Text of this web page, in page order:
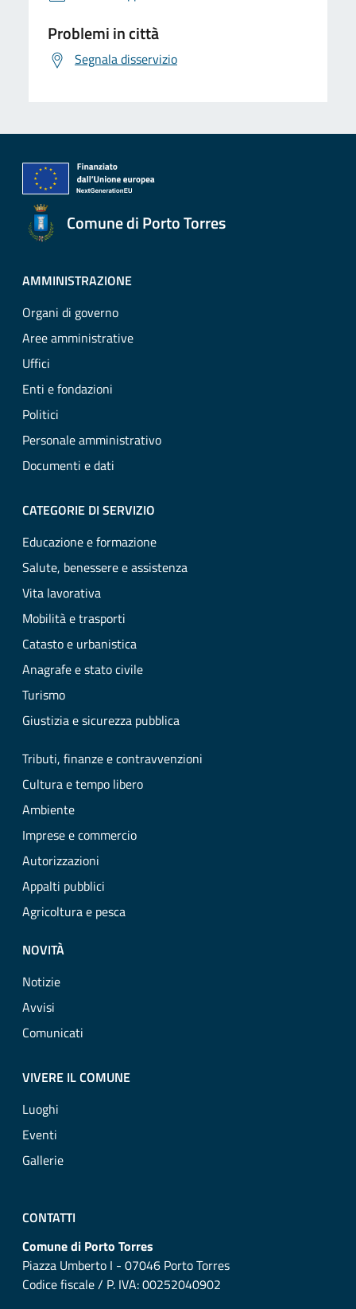
Problemi in città
Segnala disservizio
Comune di Porto Torres
AMMINISTRAZIONE
Organi di governo
Aree amministrative
Uffici
Enti e fondazioni
Politici
Personale amministrativo
Documenti e dati
CATEGORIE DI SERVIZIO
Educazione e formazione
Salute, benessere e assistenza
Vita lavorativa
Mobilità e trasporti
Catasto e urbanistica
Anagrafe e stato civile
Turismo
Giustizia e sicurezza pubblica
Tributi, finanze e contravvenzioni
Cultura e tempo libero
Ambiente
Imprese e commercio
Autorizzazioni
Appalti pubblici
Agricoltura e pesca
NOVITÀ
Notizie
Avvisi
Comunicati
VIVERE IL COMUNE
Luoghi
Eventi
Gallerie
CONTATTI
Comune di Porto Torres
Piazza Umberto I - 07046 Porto Torres
Codice fiscale / P. IVA: 00252040902